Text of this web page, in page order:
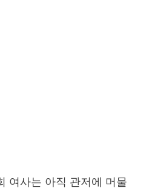
여사는 아직 관저에 머물